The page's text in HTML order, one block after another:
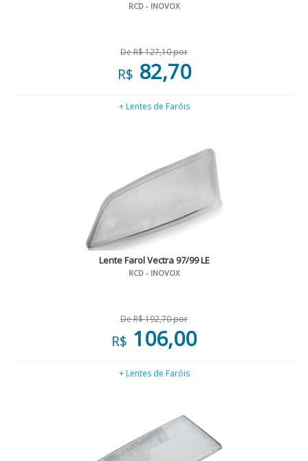
RCD - INOVOX
De R$ 127,10 por
R$ 82,70
+ Lentes de Faróis
Lente Farol Vectra 97/99 LE
RCD - INOVOX
De R$ 192,70 por
R$ 106,00
+ Lentes de Faróis